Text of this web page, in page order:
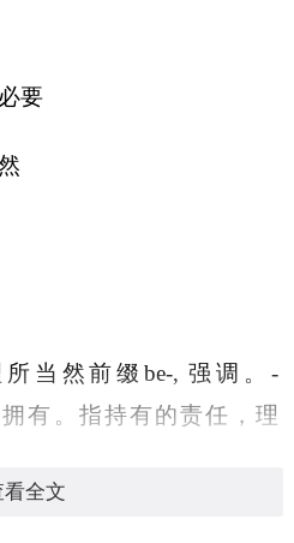
要
所当然前缀be-, 强调。-
拥有。指持有的责任，理
看全文